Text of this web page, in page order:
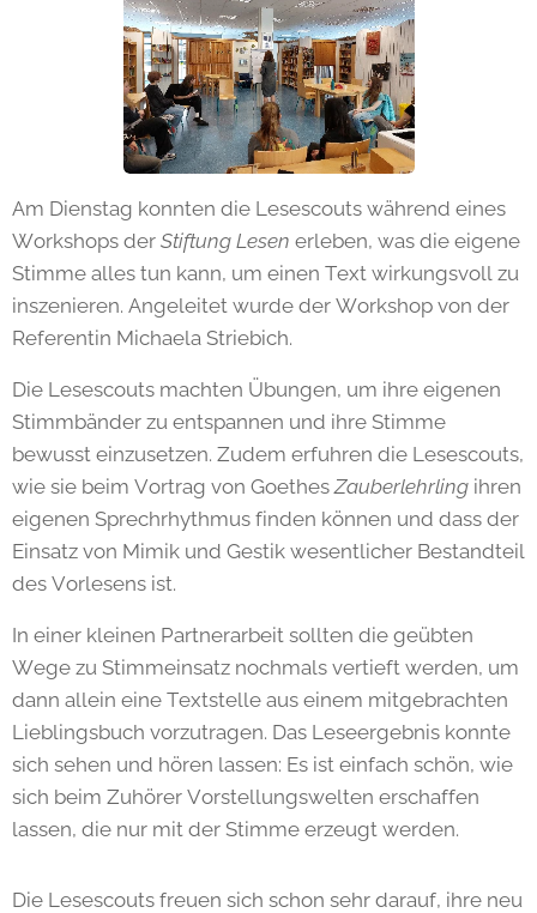
Am Dienstag konnten die Lesescouts während eines
Workshops der Stiftung Lesen erleben, was die eigene
Stimme alles tun kann, um einen Text wirkungsvoll zu
inszenieren. Angeleitet wurde der Workshop von der
Referentin Michaela Striebich.
Die Lesescouts machten Übungen, um ihre eigenen
Stimmbänder zu entspannen und ihre Stimme
bewusst einzusetzen. Zudem erfuhren die Lesescouts,
wie sie beim Vortrag von GoethesZauberlehrling ihren
eigenen Sprechrhythmus finden können und dass der
Einsatz von Mimik und Gestik wesentlicher Bestandteil
des Vorlesens ist.
In einer kleinen Partnerarbeit sollten die geübten
Wege zu Stimmeinsatz nochmals vertieft werden, um
dann allein eine Textstelle aus einem mitgebrachten
Lieblingsbuch vorzutragen. Das Leseergebnis konnte
sich sehen und hören lassen: Es ist einfach schön, wie
sich beim Zuhörer Vorstellungswelten erschaffen
lassen, die nur mit der Stimme erzeugt werden.
Die Lesescouts freuen sich schon sehr darauf, ihre neu